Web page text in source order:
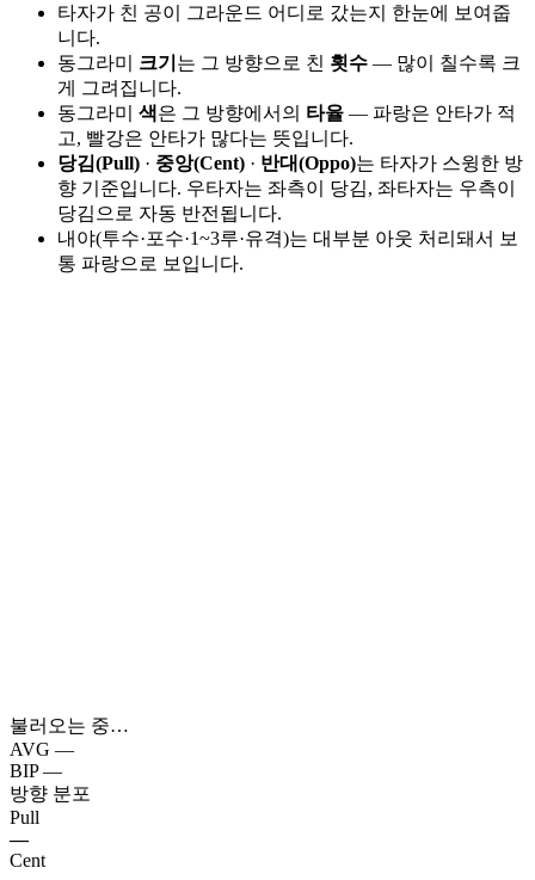
타자가 친 공이 그라운드 어디로 갔는지 한눈에 보여줍
니다.
동그라미 크기 는 그 방향으로 친 횟수 — 많이 칠수록 크
게 그려집니다.
동그라미 색은 그 방향에서의 타율 — 파랑은 안타가 적
고, 빨강은 안타가 많다는 뜻입니다.
당김(Pull) · 중앙(Cent) · 반대(Oppo)는 타자가 스윙한 방
향 기준입니다. 우타자는 좌측이 당김, 좌타자는 우측이
당김으로 자동 반전됩니다.
내야(투수·포수·1~3루·유격)는 대부분 아웃 처리돼서 보
통 파랑으로 보입니다.
불러오는 중…
AVG —
BIP —
방향 분포
Pull
—
Cent